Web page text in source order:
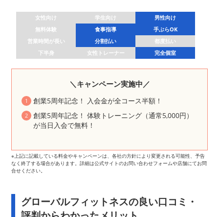
女性向け 学生向け
男性向け
無料体験
食事指導
手ぶらOK
営業時間が長い
分割払い
都度払い
下半身
女性トレーナー 完全個室
＼キャンペーン実施中／
創業5周年記念！ 入会金が全コース半額！
創業5周年記念！ 体験トレーニング（通常5,000円）
が当日入会で無料！
※上記に記載している料金やキャンペーンは、各社の方針により変更される可能性、予告
なく終了する場合があります。詳細は公式サイトのお問い合わせフォームや店舗にてお問
合せください。
グローバルフィットネスの良い口コミ・